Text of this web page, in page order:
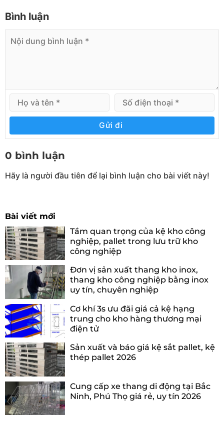
Bình luận
Gửi đi
0 bình luận
Hãy là người đầu tiên để lại bình luận cho bài viết này!
Bài viết mới
Tầm quan trọng của kệ kho công
nghiệp, pallet trong lưu trữ kho
công nghiệp
Đơn vị sản xuất thang kho inox,
thang kho công nghiệp bằng inox
uy tín, chuyên nghiệp
Cơ khí 3s ưu đãi giá cả kệ hạng
trung cho kho hàng thương mại
điện tử
Sản xuất và báo giá kệ sắt pallet, kệ
thép pallet 2026
Cung cấp xe thang di động tại Bắc
Ninh, Phú Thọ giá rẻ, uy tín 2026